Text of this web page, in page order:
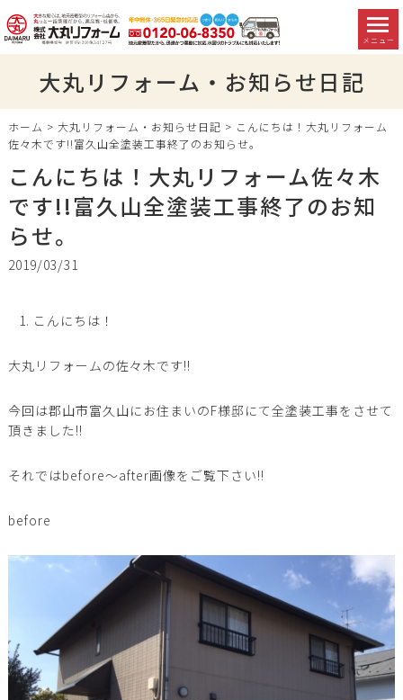
メニュー
大丸リフォーム・お知らせ日記
ホーム > 大丸リフォーム・お知らせ日記 > こんにちは！大丸リフォーム
佐々木です!!富久山全塗装工事終了のお知らせ。
こんにちは！大丸リフォーム佐々木
です!!富久山全塗装工事終了のお知
らせ。
2019/03/31
こんにちは！
大丸リフォームの佐々木です!!
今回は郡山市富久山にお住まいのF様邸にて全塗装工事をさせて
頂きました!!
それではbefore〜after画像をご覧下さい!!
before